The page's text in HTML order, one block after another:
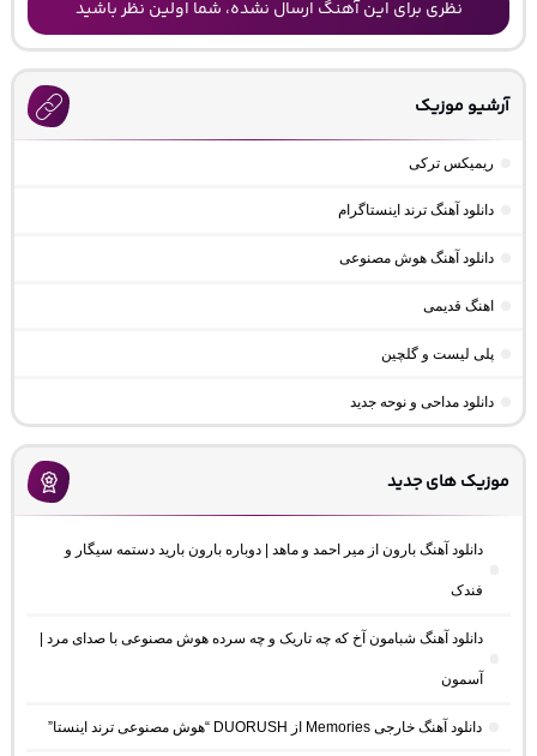
نظری برای این آهنگ ارسال نشده، شما اولین نظر باشید
آرشیو موزیک
ریمیکس ترکی
دانلود آهنگ ترند اینستاگرام
دانلود آهنگ هوش مصنوعی
اهنگ قدیمی
پلی لیست و گلچین
دانلود مداحی و نوحه جدید
موزیک های جدید
دانلود آهنگ بارون از میر احمد و ماهد | دوباره بارون بارید دستمه سیگار و
فندک
دانلود آهنگ شبامون آخ که چه تاریک و چه سرده هوش مصنوعی با صدای مرد |
آسمون
دانلود آهنگ خارجی Memories از DUORUSH “هوش مصنوعی ترند اینستا”